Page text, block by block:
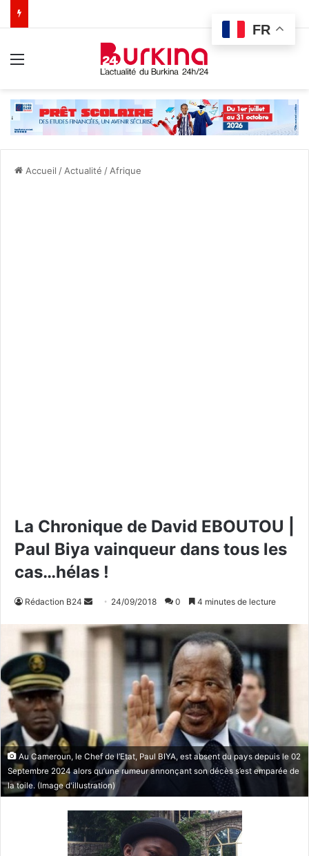
Accueil / Actualité / Afrique
La Chronique de David EBOUTOU |
Paul Biya vainqueur dans tous les
cas…hélas !
Rédaction B24
v
n
c
o
u
r
r
e
24/09/2018 0 4 minutes de lecture
Au Cameroun, le Chef de l’Etat, Paul BIYA, est absent du pays depuis le 02
Septembre 2024 alors qu’une rumeur annonçant son décès s’est emparée de
la toile. (Image d'illustration)
FR